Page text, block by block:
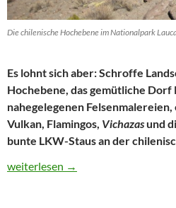
Die chilenische Hochebene im Nationalpark
Es lohnt sich aber: Schroffe
Hochebene, das gemütliche Dorf
nahegelegenen
Vulkan, Flamingos, Vichazasund
bunte LKW-Staus an der
Chile: Reisetipp Nationalpark
weiterlesen →